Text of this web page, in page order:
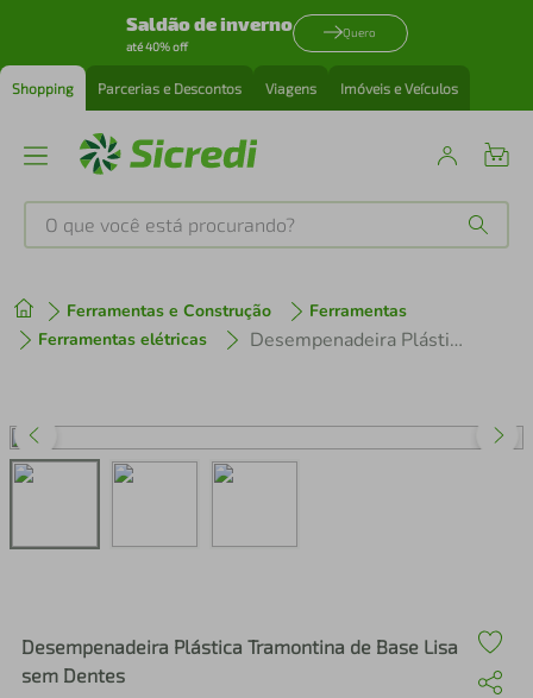
Saldão de inverno
até 40% off
Quero
Shopping Parcerias e Descontos Viagens Imóveis e Veículos
O que você está procurando?
Ferramentas e Construção
Ferramentas
Ferramentas elétricas
Desempenadeira Plástica Tramontina de Base Lisa sem Dentes
Desempenadeira Plástica Tramontina de Base Lisa
sem Dentes
1º tenis
3º perfume